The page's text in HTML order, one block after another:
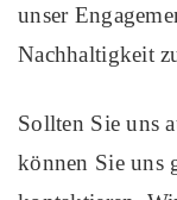
unser
Nachhaltigkeit
Sollten Sie uns
können Sie uns